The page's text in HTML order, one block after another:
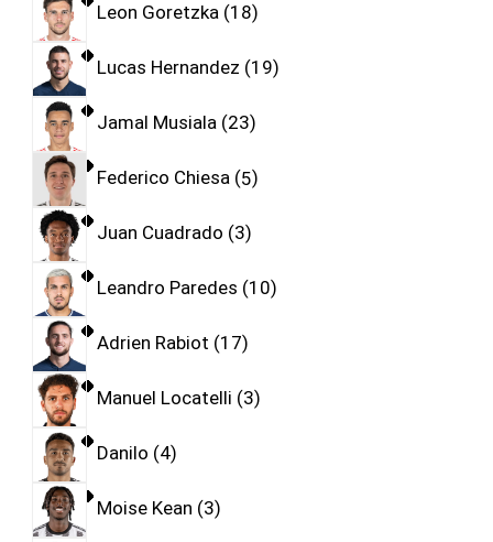
Leon Goretzka 18
Lucas Hernandez 19
Jamal Musiala 23
Federico Chiesa 5
Juan Cuadrado 3
Leandro Paredes 10
Adrien Rabiot 17
Manuel Locatelli 3
Danilo 4
Moise Kean 3